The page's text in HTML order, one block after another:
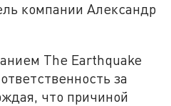
компании Александр
The Earthquake
за
что причиной